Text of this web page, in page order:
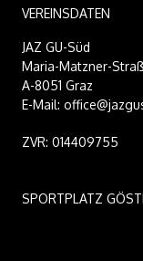
VEREINSDATEN
JAZ GU-Süd
Maria-Matzner-
A-8051 Graz
E-Mail:
ZVR: 014409755
SPORTPLATZ